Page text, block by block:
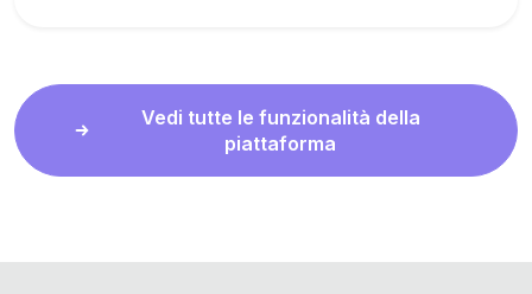
Vedi tutte le funzionalità della
piattaforma